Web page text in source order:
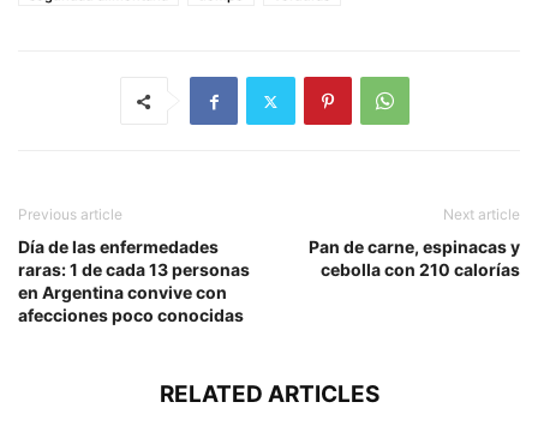
Previous article
Día de las enfermedades
raras: 1 de cada 13 personas
en Argentina convive con
afecciones poco conocidas
Next article
Pan de carne, espinacas y
cebolla con 210 calorías
RELATED ARTICLES